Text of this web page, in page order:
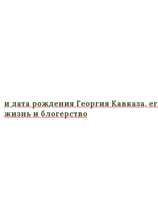
и дата рождения Георгия Кавказа,
жизнь и блогерство